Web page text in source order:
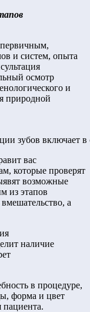
первичным,
и систем, опыта
осмотр
и
природной
зубов включает в
вас
которые проверят
возможные
из этапов
а
наличие
в процедуре,
форма и цвет
пациента.